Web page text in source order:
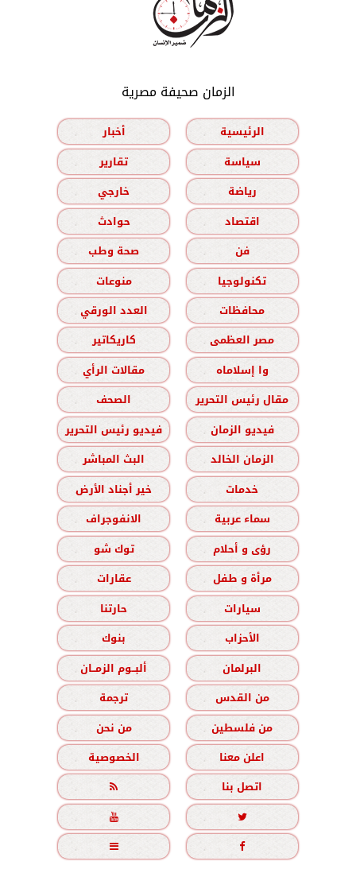
الزمان صحيفة مصرية
الرئيسية
أخبار
سياسة
تقارير
رياضة
خارجي
اقتصاد
حوادث
فن
صحة وطب
تكنولوجيا
منوعات
محافظات
العدد الورقي
مصر العظمى
كاريكاتير
وا إسلاماه
مقالات الرأي
مقال رئيس التحرير
الصحف
فيديو الزمان
فيديو رئيس التحرير
الزمان الخالد
البث المباشر
خدمات
خير أجناد الأرض
سماء عربية
الانفوجراف
رؤى و أحلام
توك شو
مرأة و طفل
عقارات
سيارات
حارتنا
الأحزاب
بنوك
البرلمان
ألبــوم الزمــان
من القدس
ترجمة
من فلسطين
من نحن
اعلن معنا
الخصوصية
اتصل بنا




